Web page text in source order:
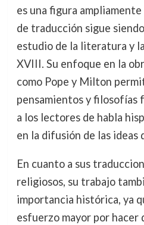
es una figura
de traducción sigue
estudio de la literatura y
XVIII. Su enfoque en la
como Pope y Milton
pensamientos y filosofías
a los lectores de habla
en la difusión de las ideas
En cuanto a sus
religiosos, su trabajo
importancia histórica, ya
esfuerzo mayor por hacer